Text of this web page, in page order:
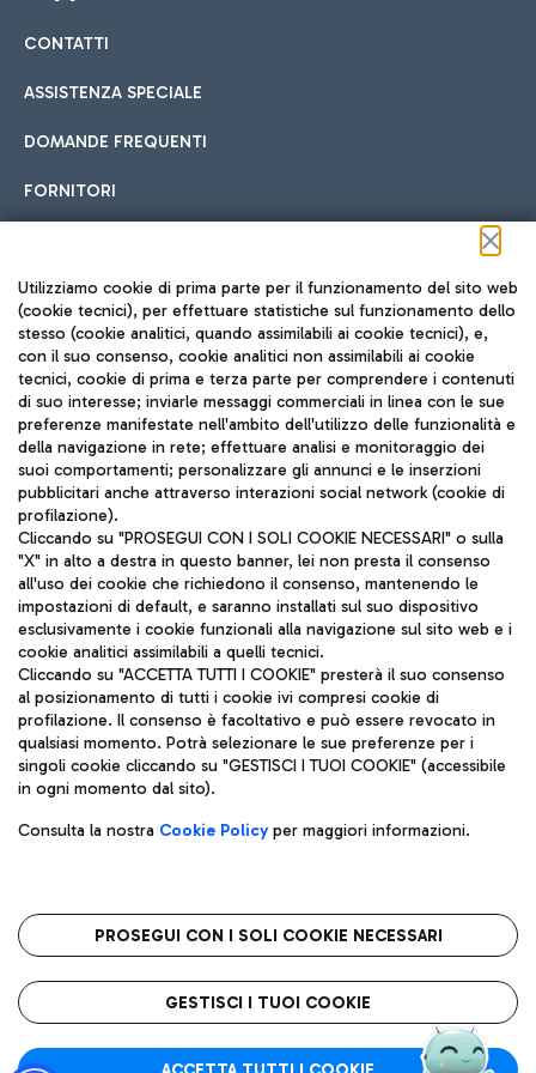
Cucina Internazionale
Fast Food
Pizza
Gelateria
Wine Bar & Sparkling
Hotel in aeroporto
Scegli l'alloggio più adatto e approfitta della vicinanza
all'aeroporto.
Car sharing
Con il Car Sharing è ancora più facile spostarsi
Treno
Raggiungi velocemente l'aeroporto di Fiumicino da Roma
tramite i servizi ferroviari Trenitalia.
Autobus
Scopri le linee di autobus per raggiungere l'aeroporto
Leonardo Da Vinci.
Raggiungi l’aeroporto senza pensieri con il servizio di taxi a
Ristoranti
Scopri la nostra offerta per una pausa gustosa in aeroporto
Mappa Aeroporto Fiumicino
CONTATTI
ASSISTENZA SPECIALE
DOMANDE FREQUENTI
FORNITORI
Seguici sui social
TRAVEL JOURNAL
ITA
Aeroporti di Roma S.p.A. - Società soggetta a direzione e
coordinamento di Mundys S.p.A.
Codice fiscale e Registro delle Imprese di Roma 13032990155 P.
IVA 06572251004
Capitale sociale 62.224.743,00 int. vers.
Sede legale: Via Pier Paolo Racchetti 1 - 00054 Fiumicino (RM)
telefono +39 06 65951
Privacy policy
Note legali
Roma FCO
L'aeroporto stellato
Utilizziamo cookie di prima parte per il funzionamento del sito web
(cookie tecnici), per effettuare statistiche sul funzionamento dello
stesso (cookie analitici, quando assimilabili ai cookie tecnici), e,
con il suo consenso, cookie analitici non assimilabili ai cookie
tecnici, cookie di prima e terza parte per comprendere i contenuti
di suo interesse; inviarle messaggi commerciali in linea con le sue
preferenze manifestate nell'ambito dell'utilizzo delle funzionalità e
della navigazione in rete; effettuare analisi e monitoraggio dei
suoi comportamenti; personalizzare gli annunci e le inserzioni
pubblicitari anche attraverso interazioni social network (cookie di
profilazione).
Cliccando su "PROSEGUI CON I SOLI COOKIE NECESSARI" o sulla
"X" in alto a destra in questo banner, lei non presta il consenso
all'uso dei cookie che richiedono il consenso, mantenendo le
impostazioni di default, e saranno installati sul suo dispositivo
esclusivamente i cookie funzionali alla navigazione sul sito web e i
cookie analitici assimilabili a quelli tecnici.
Cliccando su "ACCETTA TUTTI I COOKIE" presterà il suo consenso
al posizionamento di tutti i cookie ivi compresi cookie di
profilazione. Il consenso è facoltativo e può essere revocato in
qualsiasi momento. Potrà selezionare le sue preferenze per i
singoli cookie cliccando su "GESTISCI I TUOI COOKIE" (accessibile
in ogni momento dal sito).
Consulta la nostra Cookie Policyper maggiori informazioni.
PROSEGUI CON I SOLI COOKIE NECESSARI
GESTISCI I TUOI COOKIE